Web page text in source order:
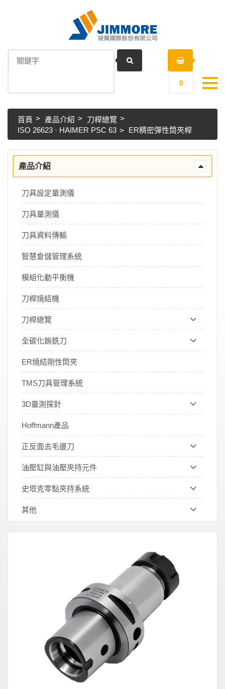
0
首頁 產品介紹
刀桿總覽
ISO 26623 · HAIMER PSC 63
ER精密彈性筒夾桿
產品介紹
刀具設定量測儀
刀具量測儀
刀具資料傳輸
智慧倉儲管理系統
模組化動平衡機
刀桿燒結機
刀桿總覽
全碳化鎢銑刀
ER燒結剛性筒夾
TMS刀具管理系統
3D量測探針
Hoffmann產品
正反面去毛邊刀
油壓缸與油壓夾持元件
史塔克零點夾持系統
其他